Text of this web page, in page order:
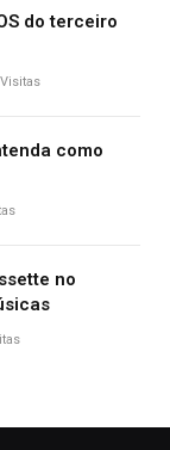
do terceiro
Visitas
como
no